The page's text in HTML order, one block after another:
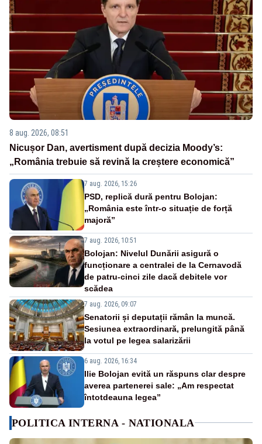
8 aug. 2026, 08:51
Nicușor Dan, avertisment după decizia Moody’s:
„România trebuie să revină la creștere economică”
7 aug. 2026, 15:26
PSD, replică dură pentru Bolojan:
„România este într-o situație de forță
majoră”
7 aug. 2026, 10:51
Bolojan: Nivelul Dunării asigură o
funcționare a centralei de la Cernavodă
de patru-cinci zile dacă debitele vor
scădea
7 aug. 2026, 09:07
Senatorii și deputații rămân la muncă.
Sesiunea extraordinară, prelungită până
la votul pe legea salarizării
6 aug. 2026, 16:34
Ilie Bolojan evită un răspuns clar despre
averea partenerei sale: „Am respectat
întotdeauna legea”
POLITICA INTERNA - NATIONALA